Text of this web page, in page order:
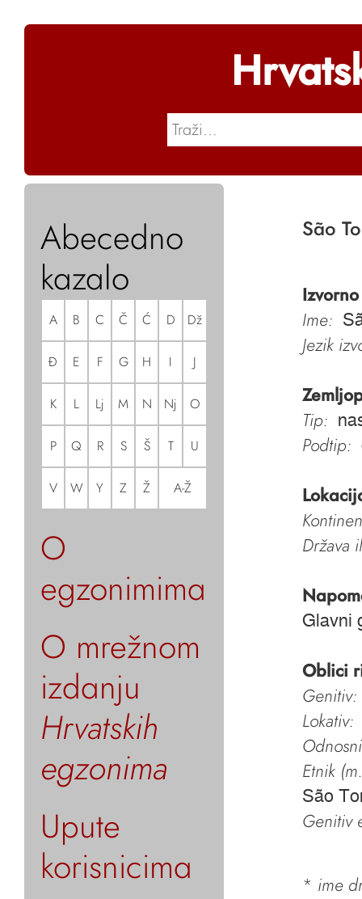
Abecedno
kazalo
A B C Č Ć D Dž
Đ E F G H I J
K L Lj M N Nj O
P Q R S Š T U
V W Y Z Ž A-Ž
O
egzonimima
O mrežnom
izdanju
Hrvatskih
egzonima
Upute
korisnicima
São
Ime:
Jezik
Tip:
Podtip:
Država
Glavni
Oblici
Genitiv:
Lokativ:
Etnik
São
Genitiv
* ime